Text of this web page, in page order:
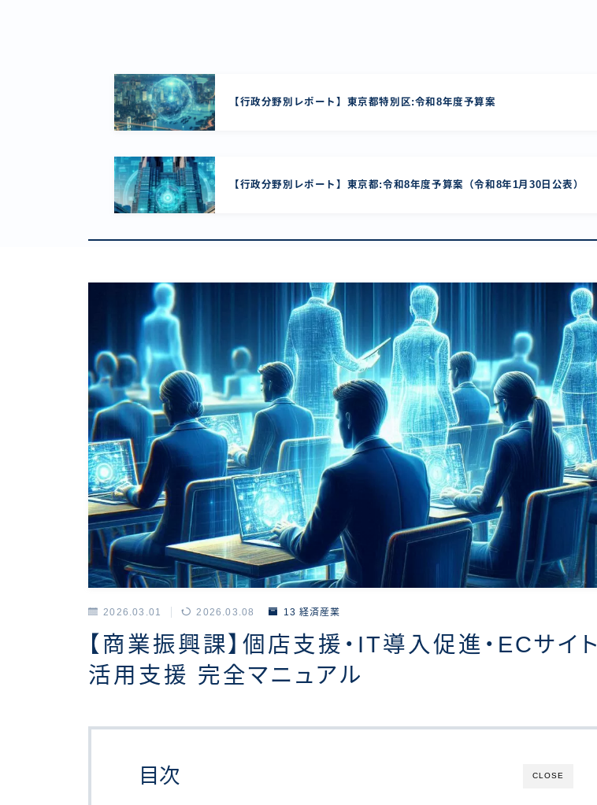
【行政分野別レポート】東京都特別区:令和8年度予算案
【行政分野別レポート】東京都:令和8年度予算案（令和8年1月30日公表）
2026.03.01 2026.03.08 13 経済産業
【商業振興課】個店支援・IT導入促進・ECサイト
活用支援 完全マニュアル
CLOSE
目次